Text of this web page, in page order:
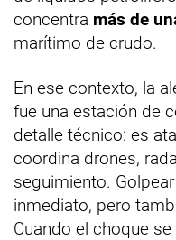
concentra más de
marítimo de crudo.
En ese contexto, la
fue una estación de
detalle técnico: es
coordina drones,
seguimiento.
inmediato, pero
Cuando el choque